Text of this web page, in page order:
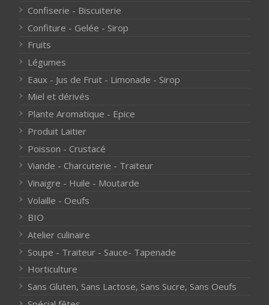
Confiserie - Biscuiterie
Confiture - Gelée - Sirop
Fruits
Légumes
Eaux - Jus de Fruit - Limonade - Sirop
Miel et dérivés
Plante Aromatique - Epice
Produit Laitier
Poisson - Crustacé
Viande - Charcuterie - Traiteur
Vinaigre - Huile - Moutarde
Volaille - Oeufs
BIO
Atelier culinaire
Soupe - Traiteur - Sauce- Tapenade
Horticulture
Sans Gluten, Sans Lactose, Sans Sucre, Sans Oeufs